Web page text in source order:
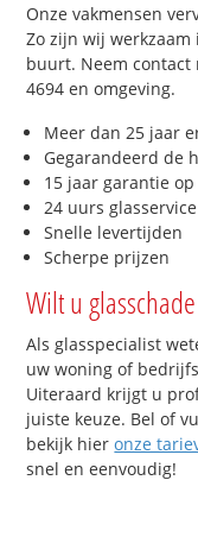
Onze vakmensen
Zo zijn wij
buurt. Neem contact
4694 en omgeving.
Meer dan 25 jaar
Gegarandeerd de
15 jaar garantie
24 uurs glasservice
Snelle levertijden
Scherpe prijzen
Wilt u
Als glasspecialist
uw woning of
Uiteraard krijgt u
juiste keuze. Bel of
bekijk hieronze
snel en eenvoudig!